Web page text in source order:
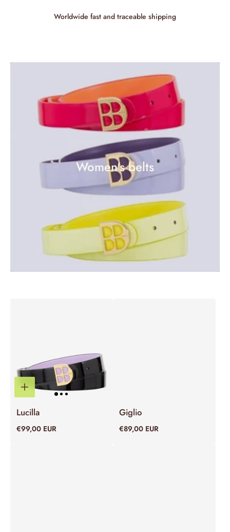
Worldwide fast and traceable shipping
Women's belts
Lucilla
€99,00 EUR
Giglio
€89,00 EUR